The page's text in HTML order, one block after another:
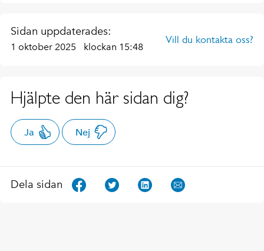
Sidan uppdaterades:
1 oktober 2025 klockan 15:48
Vill du kontakta oss?
Hjälpte den här sidan dig?
Ja Nej
Dela sidan